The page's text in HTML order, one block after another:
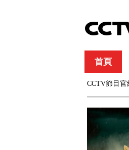
首頁
綜合 新聞
CCTV節目官